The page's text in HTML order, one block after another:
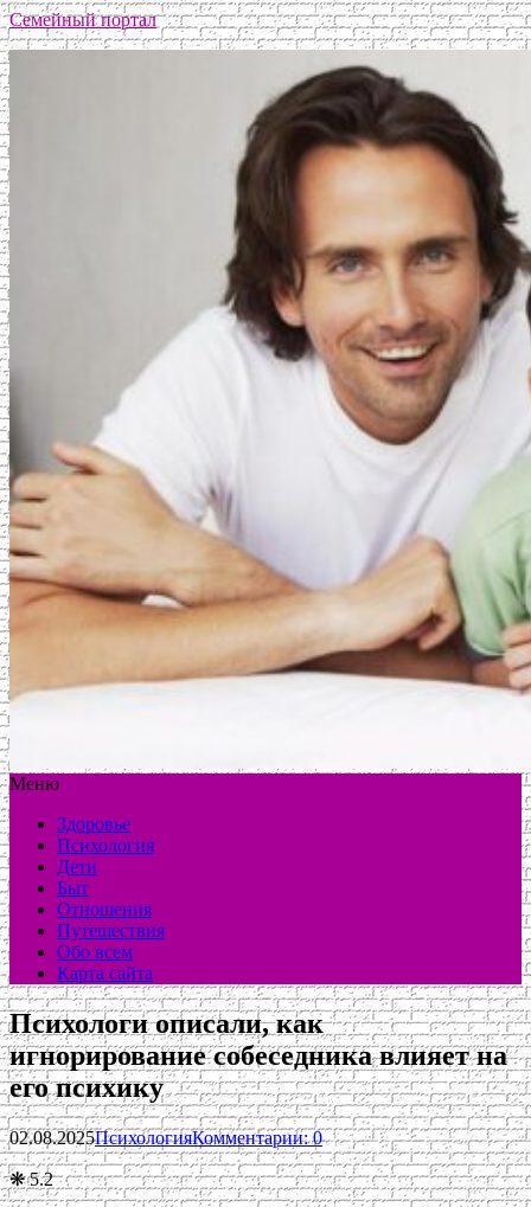
Семейный портал
Меню
Здоровье
Психология
Дети
Быт
Отношения
Путешествия
Обо всем
Карта сайта
Психологи описали, как
игнорирование собеседника влияет на
его психику
02.08.2025ПсихологияКомментарии: 0
❋ 5.2